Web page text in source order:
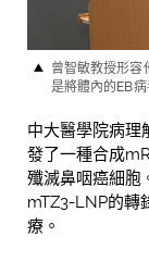
曾智敏教授形容
是將體內的 EB
中大醫學院病理
發了一種合成
殲滅鼻咽癌細胞
mTZ3-LNP的轉
療。